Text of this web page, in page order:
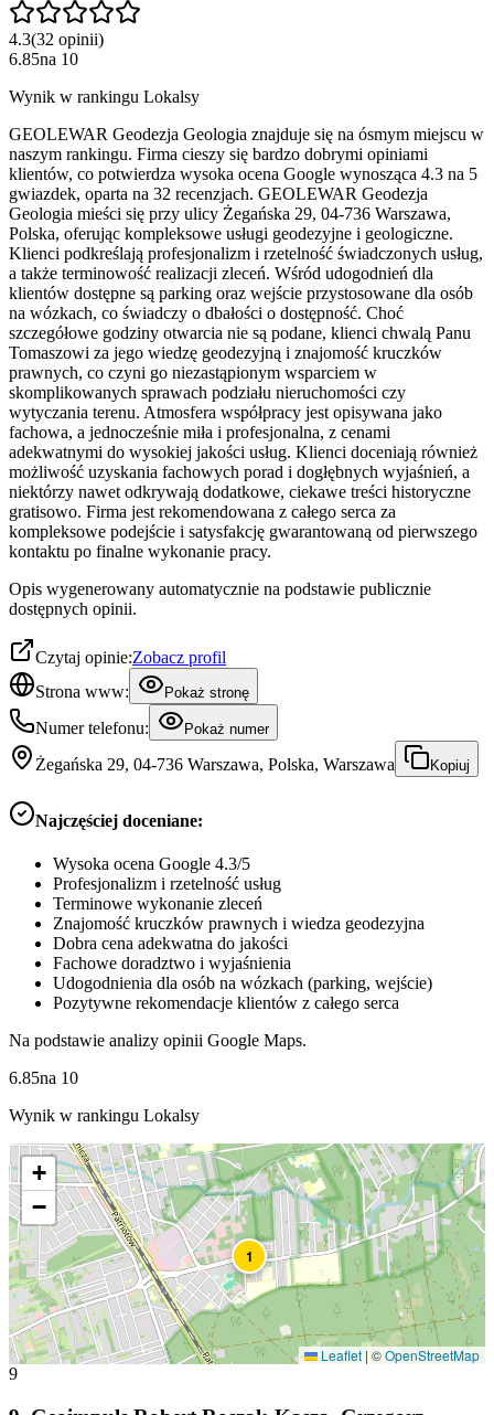
4.3(32 opinii)
6.85na 10
Wynik w rankingu Lokalsy
GEOLEWAR Geodezja Geologia znajduje się na ósmym miejscu w
naszym rankingu. Firma cieszy się bardzo dobrymi opiniami
klientów, co potwierdza wysoka ocena Google wynosząca 4.3 na 5
gwiazdek, oparta na 32 recenzjach. GEOLEWAR Geodezja
Geologia mieści się przy ulicy Żegańska 29, 04-736 Warszawa,
Polska, oferując kompleksowe usługi geodezyjne i geologiczne.
Klienci podkreślają profesjonalizm i rzetelność świadczonych usług,
a także terminowość realizacji zleceń. Wśród udogodnień dla
klientów dostępne są parking oraz wejście przystosowane dla osób
na wózkach, co świadczy o dbałości o dostępność. Choć
szczegółowe godziny otwarcia nie są podane, klienci chwalą Panu
Tomaszowi za jego wiedzę geodezyjną i znajomość kruczków
prawnych, co czyni go niezastąpionym wsparciem w
skomplikowanych sprawach podziału nieruchomości czy
wytyczania terenu. Atmosfera współpracy jest opisywana jako
fachowa, a jednocześnie miła i profesjonalna, z cenami
adekwatnymi do wysokiej jakości usług. Klienci doceniają również
możliwość uzyskania fachowych porad i dogłębnych wyjaśnień, a
niektórzy nawet odkrywają dodatkowe, ciekawe treści historyczne
gratisowo. Firma jest rekomendowana z całego serca za
kompleksowe podejście i satysfakcję gwarantowaną od pierwszego
kontaktu po finalne wykonanie pracy.
Opis wygenerowany automatycznie na podstawie publicznie
dostępnych opinii.
Czytaj opinie:Zobacz profil
Strona www:
Pokaż stronę
Numer telefonu: Pokaż numer
Żegańska 29, 04-736 Warszawa, Polska, Warszawa Kopiuj
Najczęściej doceniane:
Wysoka ocena Google 4.3/5
Profesjonalizm i rzetelność usług
Terminowe wykonanie zleceń
Znajomość kruczków prawnych i wiedza geodezyjna
Dobra cena adekwatna do jakości
Fachowe doradztwo i wyjaśnienia
Udogodnienia dla osób na wózkach (parking, wejście)
Pozytywne rekomendacje klientów z całego serca
Na podstawie analizy opinii Google Maps.
6.85na 10
Wynik w rankingu Lokalsy
1
+
−
Leaflet | ©OpenStreetMap
9